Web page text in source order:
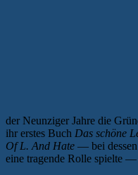
der Neunziger Jahre die
ihr erstes Buch Das schöne
Of L. And Hate — bei dessen
eine tragende Rolle spielte